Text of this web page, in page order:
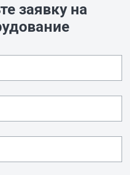
заявку на